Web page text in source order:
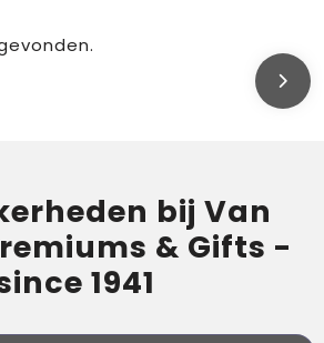
bij Van
& Gifts -
1941